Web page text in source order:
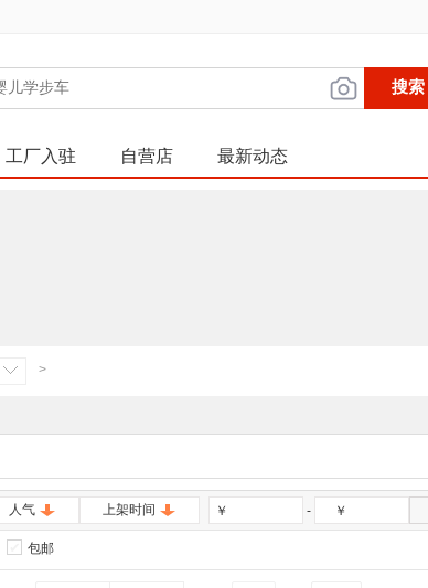
搜索
工厂入驻 自营店 最新动态
>
人气 上架时间 ￥ ￥
-
包邮